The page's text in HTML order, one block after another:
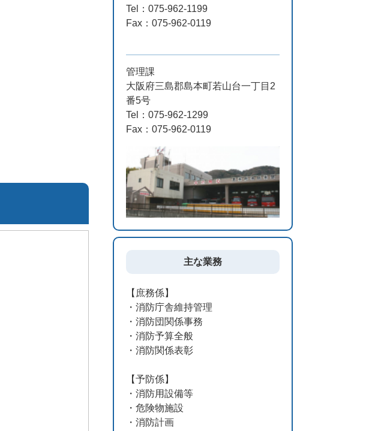
Tel：075-962-1199
Fax：075-962-0119
管理課
大阪府三島郡島本町若山台一丁目2
番5号
Tel：075-962-1299
Fax：075-962-0119
主な業務
【庶務係】
・消防庁舎維持管理
・消防団関係事務
・消防予算全般
・消防関係表彰
【予防係】
・消防用設備等
・危険物施設
・消防計画